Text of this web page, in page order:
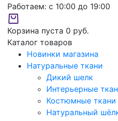
Работаем: с 10:00 до 19:00
Корзина пуста 0 руб.
Каталог товаров
Новинки магазина
Натуральные ткани
Дикий шелк
Интерьерные ткани
Костюмные ткани
Натуральный шёлк